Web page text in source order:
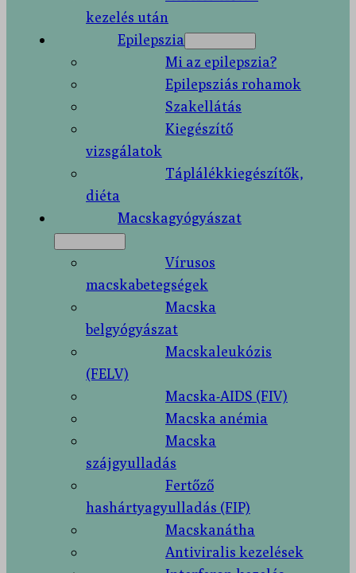
kezelés után
Epilepszia
Mi az epilepszia?
Epilepsziás rohamok
Szakellátás
Kiegészítő
vizsgálatok
Táplálékkiegészítők,
diéta
Macskagyógyászat
Vírusos
macskabetegségek
Macska
belgyógyászat
Macskaleukózis
(FELV)
Macska-AIDS (FIV)
Macska anémia
Macska
szájgyulladás
Fertőző
hashártyagyulladás (FIP)
Macskanátha
Antiviralis kezelések